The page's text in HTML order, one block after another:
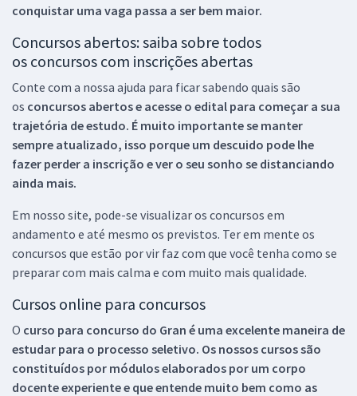
conquistar uma vaga passa a ser bem maior.
Concursos abertos: saiba sobre todos
os concursos com inscrições abertas
Conte com a nossa ajuda para ficar sabendo quais são
os concursos abertos e acesse o edital para começar a sua
trajetória de estudo. É muito importante se manter
sempre atualizado, isso porque um descuido pode lhe
fazer perder a inscrição e ver o seu sonho se distanciando
ainda mais.
Em nosso site, pode-se visualizar os concursos em
andamento e até mesmo os previstos. Ter em mente os
concursos que estão por vir faz com que você tenha como se
preparar com mais calma e com muito mais qualidade.
Cursos online para concursos
O curso para concurso do Gran é uma excelente maneira de
estudar para o processo seletivo. Os nossos cursos são
constituídos por módulos elaborados por um corpo
docente experiente e que entende muito bem como as